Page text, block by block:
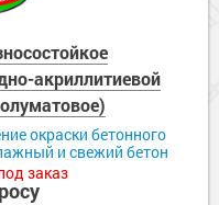
акриллитиевой
окраски бетонного
и свежий бетон
заказ